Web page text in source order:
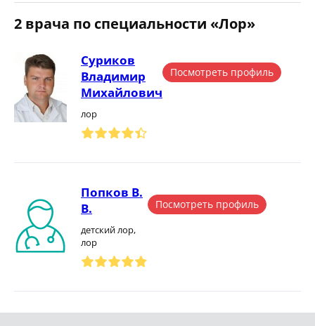
2 врача по специальности «Лор»
Суриков
Владимир
Михайлович
лор
Посмотреть профиль
Попков В.
В.
детский лор,
лор
Посмотреть профиль